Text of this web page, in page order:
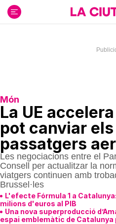
contenido
Món
La UE
pot canviar
passatgers
Les negociacions entre el
Consell per actualitzar la
viatgers continuen amb
Brussel·les
L'efecte Fórmula 1 a
milions d'euros al PIB
Una nova superproducció
espai emblemàtic de Catalunya